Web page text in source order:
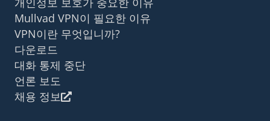
Mullvad VPN이 필요한 이유
VPN이란 무엇입니까?
다운로드
대화 통제 중단
언론 보도
채용 정보